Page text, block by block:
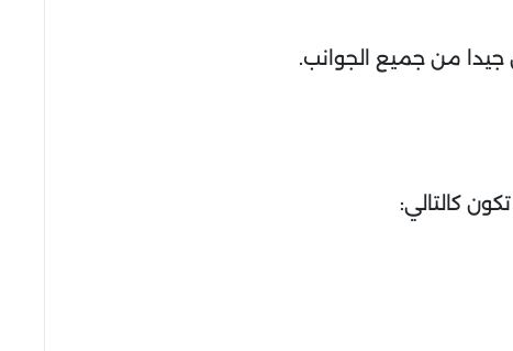
جيدا من جميع الجوانب.
كالتالي: